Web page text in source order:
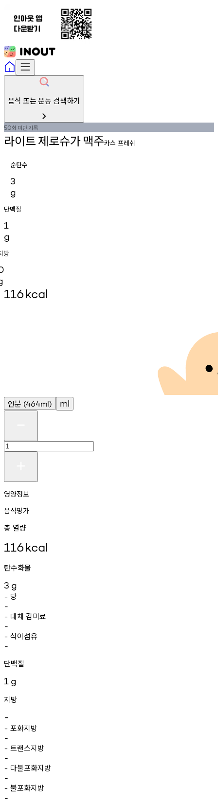
음식 또는 운동 검색하기
50회 미만기록
라이트제로슈가맥주카스 프레쉬
순탄수
3
g
단백질
1
g
방
116kcal
인분 (464ml) ml
영양정보
음식평가
총 열량
116kcal
탄수화물
3 g
- 당
-
- 대체 감미료
-
- 식이섬유
-
단백질
1 g
지방
-
- 포화지방
-
- 트랜스지방
-
- 다불포화지방
-
- 불포화지방
-